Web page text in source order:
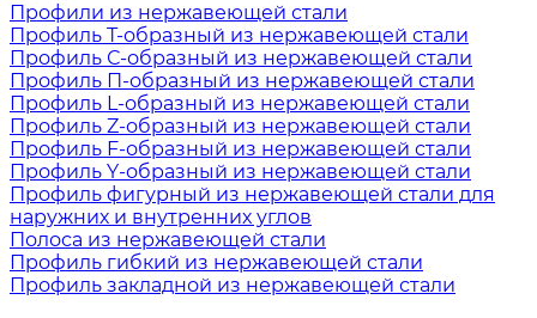
Профили из нержавеющей стали
Профиль Т-образный из нержавеющей стали
Профиль С-образный из нержавеющей стали
Профиль П-образный из нержавеющей стали
Профиль L-образный из нержавеющей стали
Профиль Z-образный из нержавеющей стали
Профиль F-образный из нержавеющей стали
Профиль Y-образный из нержавеющей стали
Профиль фигурный из нержавеющей стали для
наружних и внутренних углов
Полоса из нержавеющей стали
Профиль гибкий из нержавеющей стали
Профиль закладной из нержавеющей стали